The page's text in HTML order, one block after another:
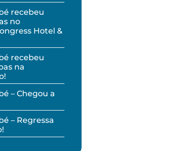
recebeu
no
Hotel &
recebeu
na
– Chegou a
– Regressa